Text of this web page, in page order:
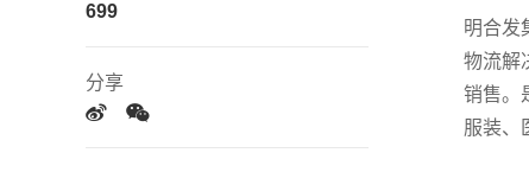
明合发
物流解
销售。
服装、
699
分享